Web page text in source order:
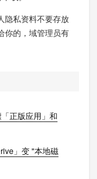
隐私资料不要存放
你的，域管理员有
正版应用」和
」变 "本地磁